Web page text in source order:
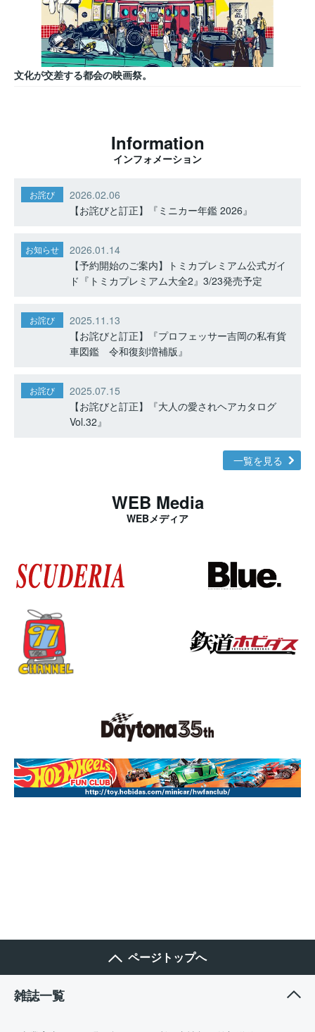
文化が交差する都会の映画祭。
Information
インフォメーション
お詫び
2026.02.06
【お詫びと訂正】『ミニカー年鑑 2026』
お知らせ
2026.01.14
【予約開始のご案内】トミカプレミアム公式ガイ
ド『トミカプレミアム大全2』3/23発売予定
お詫び
2025.11.13
【お詫びと訂正】『プロフェッサー吉岡の私有貨
車図鑑 令和復刻増補版』
お詫び
2025.07.15
【お詫びと訂正】『大人の愛されヘアカタログ
Vol.32』
一覧を見る
WEB Media
WEBメディア
ページトップへ
雑誌一覧